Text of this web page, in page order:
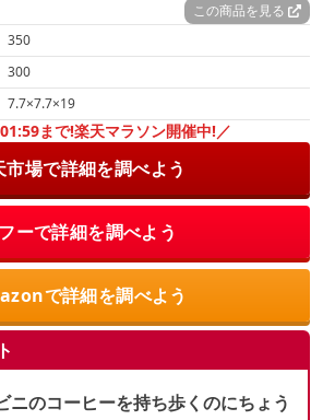
この商品を見る
350
300
7.7×7.7×19
まで!楽天マラソン開催中!／
市場で詳細を調べよう
ーで詳細を調べよう
で詳細を調べよう
ニのコーヒーを持ち歩くのにちょう